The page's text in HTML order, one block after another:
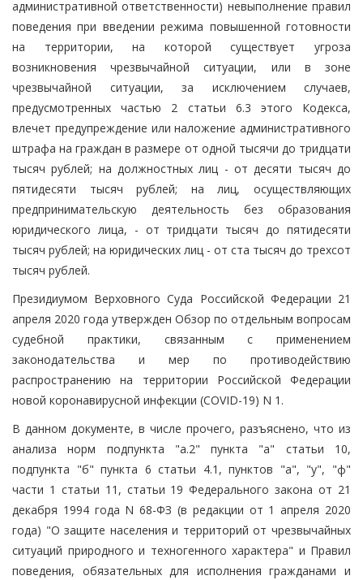
административной ответственности) невыполнение правил
поведения при введении режима повышенной готовности
на территории, на которой существует угроза
возникновения чрезвычайной ситуации, или в зоне
чрезвычайной ситуации, за исключением случаев,
предусмотренных частью 2 статьи 6.3 этого Кодекса,
влечет предупреждение или наложение административного
штрафа на граждан в размере от одной тысячи до тридцати
тысяч рублей; на должностных лиц - от десяти тысяч до
пятидесяти тысяч рублей; на лиц, осуществляющих
предпринимательскую деятельность без образования
юридического лица, - от тридцати тысяч до пятидесяти
тысяч рублей; на юридических лиц - от ста тысяч до трехсот
тысяч рублей.
Президиумом Верховного Суда Российской Федерации 21
апреля 2020 года утвержден Обзор по отдельным вопросам
судебной практики, связанным с применением
законодательства и мер по противодействию
распространению на территории Российской Федерации
новой коронавирусной инфекции (COVID-19) N 1.
В данном документе, в числе прочего, разъяснено, что из
анализа норм подпункта "а.2" пункта "а" статьи 10,
подпункта "б" пункта 6 статьи 4.1, пунктов "а", "у", "ф"
части 1 статьи 11, статьи 19 Федерального закона от 21
декабря 1994 года N 68-ФЗ (в редакции от 1 апреля 2020
года) "О защите населения и территорий от чрезвычайных
ситуаций природного и техногенного характера" и Правил
поведения, обязательных для исполнения гражданами и